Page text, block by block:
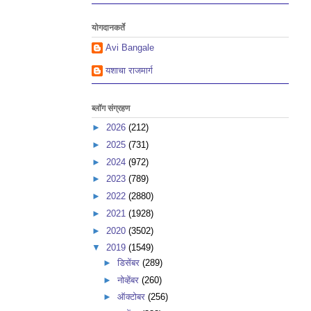
योगदानकर्ते
Avi Bangale
यशाचा राजमार्ग
ब्लॉग संग्रहण
► 2026 (212)
► 2025 (731)
► 2024 (972)
► 2023 (789)
► 2022 (2880)
► 2021 (1928)
► 2020 (3502)
▼ 2019 (1549)
► डिसेंबर (289)
► नोव्हेंबर (260)
► ऑक्टोबर (256)